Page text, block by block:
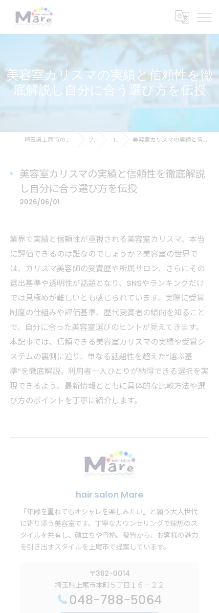
美容室カリスマの実績と信頼性を徹
底解説し自分に合う選び方を伝授
埼玉県上尾市の美容室ならhair salon Mare ブログ コラム 美容室カリスマの実績と信頼性を徹底解説し自分に合う選び方を伝授
美容室カリスマの実績と信頼性を徹底解説
し自分に合う選び方を伝授
2026/06/01
業界で実績と信頼性が重視される美容室カリスマ、本当
に評価できるのは誰なのでしょうか？美容室の世界で
は、カリスマ美容師の受賞歴や所属サロン、さらにその
選出基準や透明性が話題となり、SNSやランキングだけ
では見極めが難しいとも感じられています。実際に受賞
制度の仕組みや評価基準、歴代受賞者の傾向を知ること
で、自分に合った美容室選びのヒントが見えてきます。
本記事では、信頼できる美容室カリスマの実績や受賞シ
ステムの裏側に迫り、単なる話題性を超えた“選ぶ基
準”を徹底解説。利用者一人ひとりが納得できる選択を実
現できるよう、最新情報とともに具体的な比較方法や選
び方のポイントを丁寧に紹介します。
hair salon Mare
「年齢を重ねてもオシャレを楽しみたい」と願う大人世代
に寄り添う美容室です。丁寧なカウンセリングで理想のス
タイルを共有し、顔立ちや骨格、髪質から、お客様の魅力
を引き出すスタイルを上尾市で提案しています。
〒362-0014
埼玉県上尾市本町５丁目１６－２２
048-788-5064